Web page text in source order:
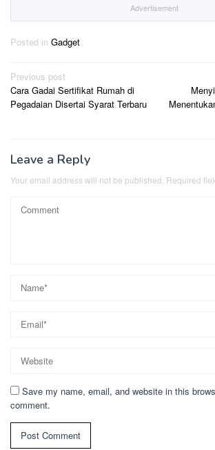
Advertisement
Posted in Gadget
Post
navigation
Previous post
Cara Gadai Sertifikat Rumah di
Pegadaian Disertai Syarat Terbaru
Leave a Reply
Your email address will not be published. Required
Save my name, email, and website in this
comment.